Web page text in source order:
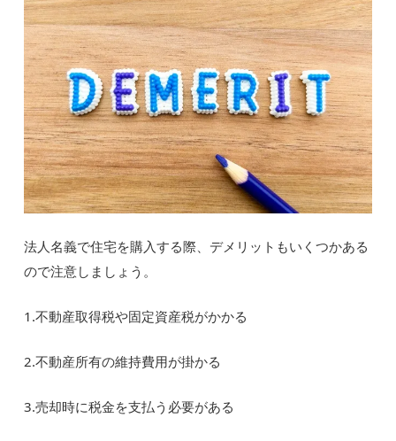
法人名義で住宅を購入する際、デメリットもいくつかある
ので注意しましょう。
1.不動産取得税や固定資産税がかかる
2.不動産所有の維持費用が掛かる
3.売却時に税金を支払う必要がある